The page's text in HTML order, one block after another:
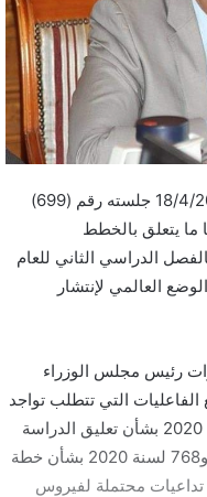
عقد المجلس اليوم السبت الموافق 18/4/2020 جلسته رقم (699)
يتعلق بالخطط
الدراسي الثاني للعام
الوضع العالمي لإنتشار
رئيس مجلس الوزراء
تعليق جميع الفاعليات التي تتطلب تواجد
اية تجمعات كبيرة للمواطنين و717 لسنة 2020 بشأن تعليق الدراسة
في جميع المدارس والمعاهد والجامعات و768 لسنة 2020 بشأن خطة
تداعيات محتملة لفيروس